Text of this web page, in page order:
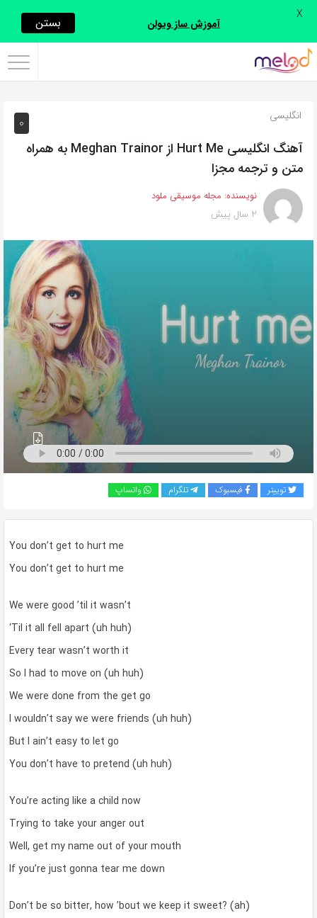
اشتراک
با
روش‌های
زیر
این
صفحه
را
به
اشتراک
بگذارید.
0 انگلیسی
آهنگ انگلیسی Hurt Me از Meghan Trainor به همراه
متن و ترجمه مجزا
نویسنده: مجله موسیقی ملود
2 سال پیش
توییتر فیسبوک تلگرام واتساپ
You don’t get to hurt me
You don’t get to hurt me
We were good ’til it wasn’t
‘Til it all fell apart (uh huh)
Every tear wasn’t worth it
So I had to move on (uh huh)
We were done from the get go
I wouldn’t say we were friends (uh huh)
But I ain’t easy to let go
You don’t have to pretend (uh huh)
You’re acting like a child now
Trying to take your anger out
Well, get my name out of your mouth
If you’re just gonna tear me down
Don’t be so bitter, how ’bout we keep it sweet? (ah)
آموزش ساز ویولن بستن X